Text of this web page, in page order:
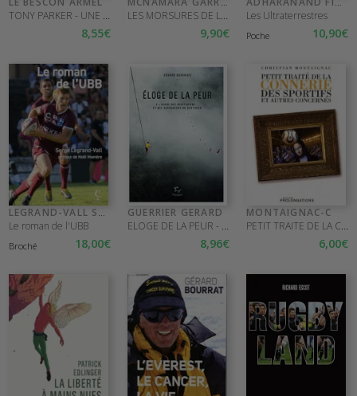
TONY PARKER - UNE VIE DE BASKETTEUR
8,55€
LES MORSURES DE LA MER
9,90€
Les Ultraterrestres
Poche 10,90€
LEGRAND-VALL SERGE
Le roman de l'UBB
Broché 18,00€
GUERRIER GERARD
ELOGE DE LA PEUR - A L'USAGE DES AVENTUR
8,96€
MONTAIGNAC-C
PETIT TRAITE DE LA CONNERIE DES SPORTIFS
6,00€